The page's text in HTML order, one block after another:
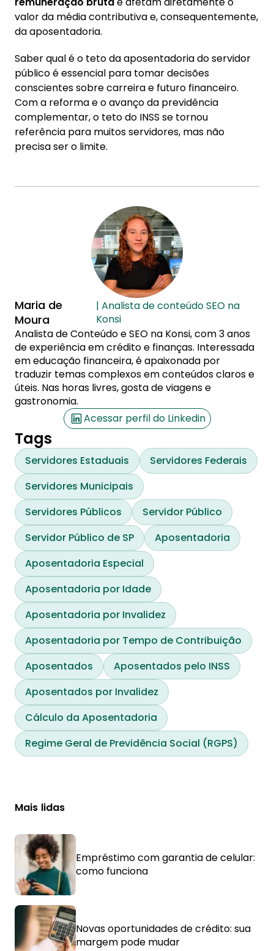
valor da média contributiva e, consequentemente,
da aposentadoria.
Saber qual é o teto da aposentadoria do servidor
público é essencial para tomar decisões
conscientes sobre carreira e futuro financeiro.
Com a reforma e o avanço da previdência
complementar, o teto do INSS se tornou
referência para muitos servidores, mas não
precisa ser o limite.
Maria de
Moura
| Analista de conteúdo SEO na
Konsi
Analista de Conteúdo e SEO na Konsi, com 3 anos
de experiência em crédito e finanças. Interessada
em educação financeira, é apaixonada por
traduzir temas complexos em conteúdos claros e
úteis. Nas horas livres, gosta de viagens e
gastronomia.
Acessar perfil do Linkedin
Tags
Servidores Estaduais
Servidores Federais
Servidores Municipais
Servidores Públicos
Servidor Público
Servidor Público de SP
Aposentadoria
Aposentadoria Especial
Aposentadoria por Idade
Aposentadoria por Invalidez
Aposentadoria por Tempo de Contribuição
Aposentados
Aposentados pelo INSS
Aposentados por Invalidez
Cálculo da Aposentadoria
Regime Geral de Previdência Social (RGPS)
Mais lidas
Empréstimo com garantia de celular:
como funciona
Novas oportunidades de crédito: sua
margem pode mudar